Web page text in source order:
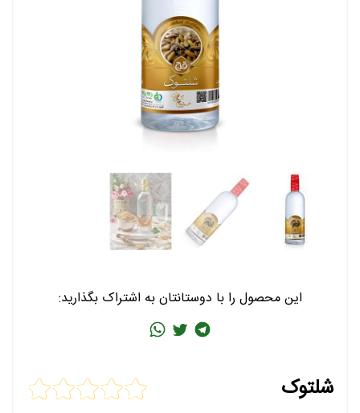
این محصول را با دوستانتان به اشتراک بگذارید:
شلتوک